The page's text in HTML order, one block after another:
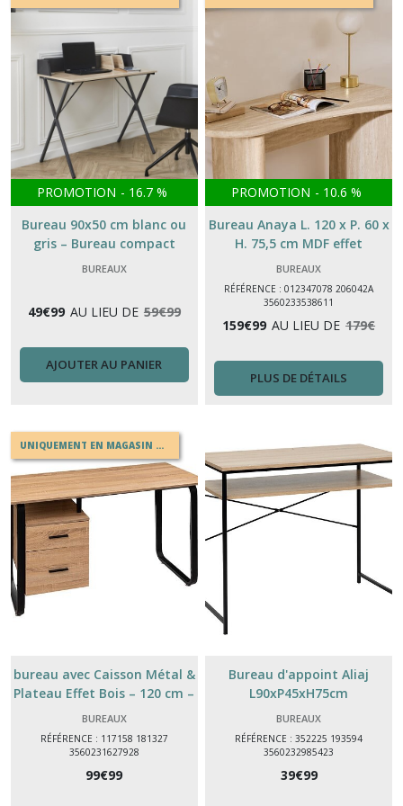
PROMOTION - 16.7 %
Bureau 90x50 cm blanc ou
gris – Bureau compact
moderne avec rangement
BUREAUX
49€99 AU LIEU DE 59€99
AJOUTER AU PANIER
PROMOTION - 10.6 %
Bureau Anaya L. 120 x P. 60 x
H. 75,5 cm MDF effet
travertin
BUREAUX
RÉFÉRENCE : 012347078 206042A
3560233538611
159€99 AU LIEU DE 179€
PLUS DE DÉTAILS
UNIQUEMENT EN MAGASIN OU EN DRIVE
bureau avec Caisson Métal &
Plateau Effet Bois – 120 cm –
Bureau pour Télétravail ou
Études
BUREAUX
RÉFÉRENCE : 117158 181327
3560231627928
99€99
Bureau d'appoint Aliaj
L90xP45xH75cm
BUREAUX
RÉFÉRENCE : 352225 193594
3560232985423
39€99
(3)
étagères
murale
(10)
Chevet
tête
de
lit
(13)
(16)
Tables
basses
Tables
d'appoint
(8)
Tables
à
dîner
(3)
manteaux
(9)
Meubles
chaussures